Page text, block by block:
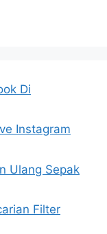
Di
Instagram
Ulang Sepak
Filter